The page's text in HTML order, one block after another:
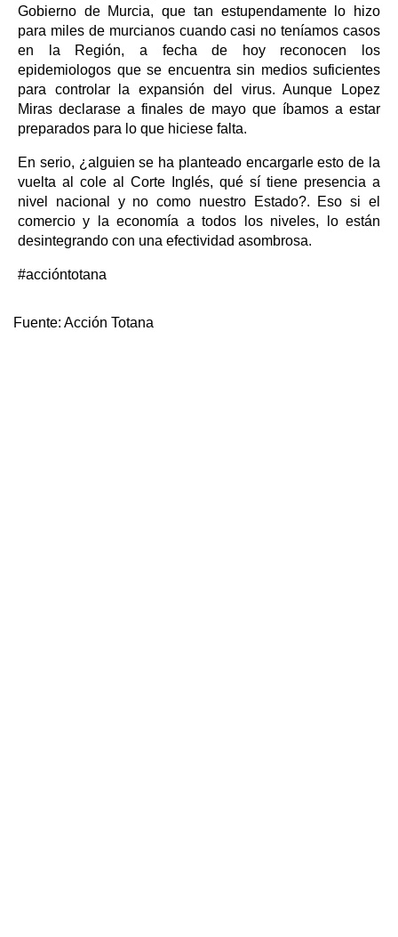
Gobierno de Murcia, que tan estupendamente lo hizo
para miles de murcianos cuando casi no teníamos casos
en la Región, a fecha de hoy reconocen los
epidemiologos que se encuentra sin medios suficientes
para controlar la expansión del virus. Aunque Lopez
Miras declarase a finales de mayo que íbamos a estar
preparados para lo que hiciese falta.
En serio, ¿alguien se ha planteado encargarle esto de la
vuelta al cole al Corte Inglés, qué sí tiene presencia a
nivel nacional y no como nuestro Estado?. Eso si el
comercio y la economía a todos los niveles, lo están
desintegrando con una efectividad asombrosa.
#accióntotana
Fuente: Acción Totana